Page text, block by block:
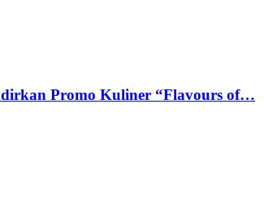
Promo Kuliner “Flavours of…